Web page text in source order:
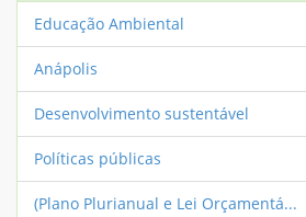
Educação Ambiental
Anápolis
Desenvolvimento sustentável
Políticas públicas
(Plano Plurianual e Lei Orçamentá...